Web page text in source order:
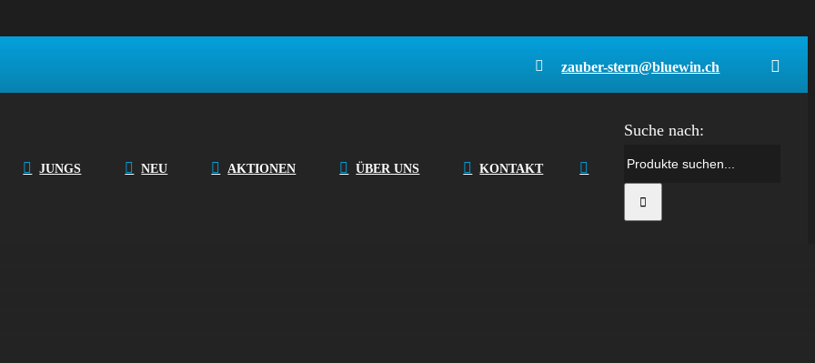
zauber-stern@bluewin.ch
JUNGS NEU AKTIONEN ÜBER UNS KONTAKT
Suche nach:
T-Shirt Top Model